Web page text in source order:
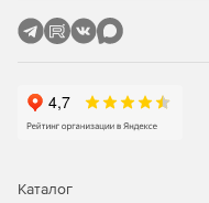
компьютеров из
LAN).
параметров
брандмауэра.
Windows WMI с
Каталог